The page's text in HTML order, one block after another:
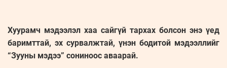
Хуурамч мэдээлэл хаа сайгүй тархах болсон энэ үед
баримттай, эх сурвалжтай, үнэн бодитой мэдээллийг
“Зууны мэдээ” сониноос аваарай.